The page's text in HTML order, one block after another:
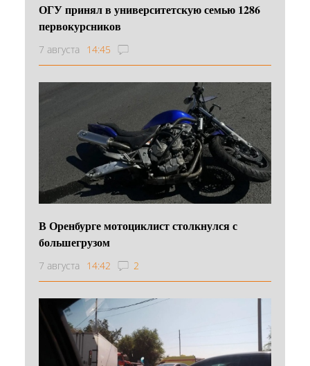
ОГУ принял в университетскую семью 1286
первокурсников
7 августа 14:45
В Оренбурге мотоциклист столкнулся с
большегрузом
7 августа 14:42 2